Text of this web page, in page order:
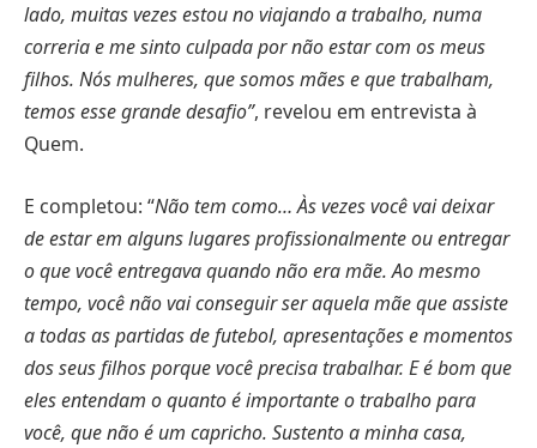
lado, muitas vezes estou no viajando a trabalho, numa
correria e me sinto culpada por não estar com os meus
filhos. Nós mulheres, que somos mães e que trabalham,
temos esse grande desafio”, revelou em entrevista à
Quem.
E completou: “Não tem como… Às vezes você vai deixar
de estar em alguns lugares profissionalmente ou entregar
o que você entregava quando não era mãe. Ao mesmo
tempo, você não vai conseguir ser aquela mãe que assiste
a todas as partidas de futebol, apresentações e momentos
dos seus filhos porque você precisa trabalhar. E é bom que
eles entendam o quanto é importante o trabalho para
você, que não é um capricho. Sustento a minha casa,